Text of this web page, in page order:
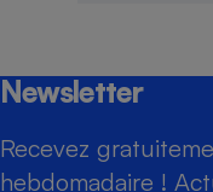
Newsletter
Recevez
hebdomadaire !